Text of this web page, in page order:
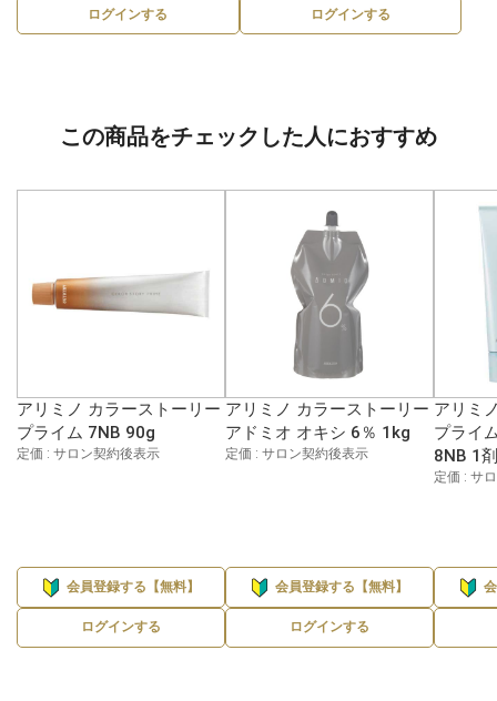
ログインする ログインする
この商品をチェックした人におすすめ
アリミノ カラーストーリー
プライム 7NB 90g
定価 : サロン契約後表示
会員登録する【無料】
ログインする
アリミノ カラーストーリー
アドミオ オキシ 6％ 1kg
定価 : サロン契約後表示
会員登録する【無料】
ログインする
アリミ
プライ
8NB 1
定価 : サ